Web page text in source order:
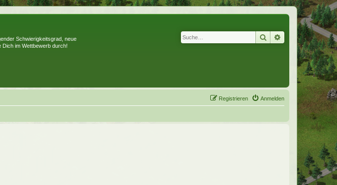
Schwierigkeitsgrad, neue
im Wettbewerb durch!
Suche Erweiterte Suche
Anmelden
Registrieren